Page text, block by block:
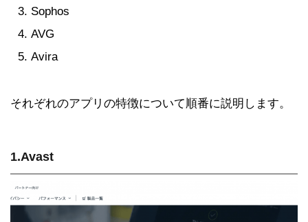
Sophos
AVG
Avira
それぞれのアプリの特徴について順番に説明します。
1.Avast